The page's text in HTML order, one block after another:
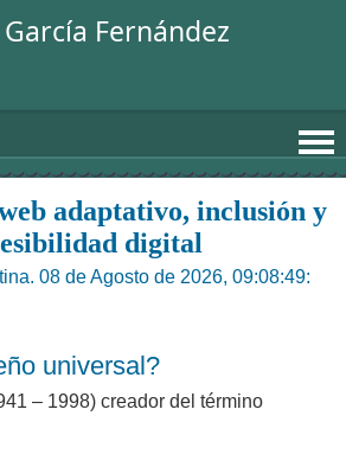
Fernández
adaptativo, inclusión y
digital
08 de Agosto de 2026, 09:08:49:
universal?
– 1998) creador del término